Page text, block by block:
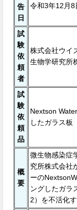
告
日
令和3年12月8
試
験
依
頼
者
株式会社ウイ
生物学研究所
試
験
依
頼
品
Nextson
したガラス板
概
要
微生物感染症
究所株式会社
ーの
ングしたガラ
2）を不活化